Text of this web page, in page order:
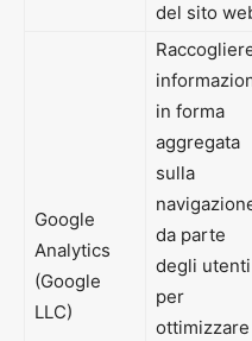
del sito
Google
Analytics
(Google
LLC)
in forma
aggregata
sulla
da parte
degli utenti
per
ottimizzare